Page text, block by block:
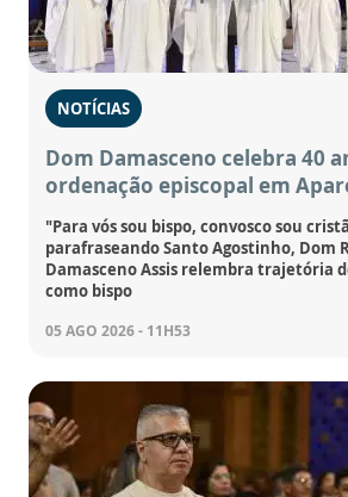
NOTÍCIAS
Dom Damasceno celebra 40
ordenação episcopal em
"Para vós sou bispo, convosco sou
parafraseando Santo Agostinho, Dom
Damasceno Assis relembra trajetória
como bispo
05 AGO 2026 - 11H53